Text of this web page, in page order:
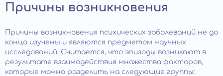
Причины возникновения
Причины возникновения психических заболеваний не до
конца изучены и являются предметом научных
исследований. Считается, что эпизоды возникают в
результате взаимодействия множества факторов,
которые можно разделить на следующие группы: